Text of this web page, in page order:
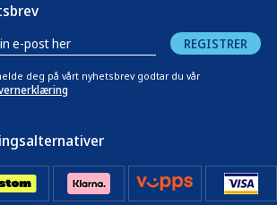
REGISTRER
deg på vårt nyhetsbrev godtar du vår